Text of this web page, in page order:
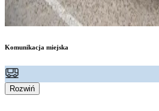
Komunikacja miejska
Rozwiń